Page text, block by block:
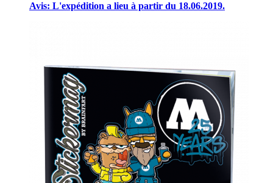
Avis: L'expédition a lieu à partir du 18.06.2019.